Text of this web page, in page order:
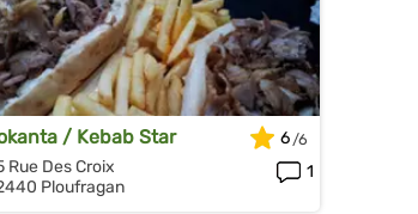
/ Kebab Star
Rue Des Croix
Ploufragan
6
1